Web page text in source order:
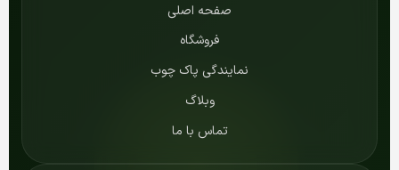
صفحه اصلی
فروشگاه
نمایندگی پاک چوب
وبلاگ
تماس با ما